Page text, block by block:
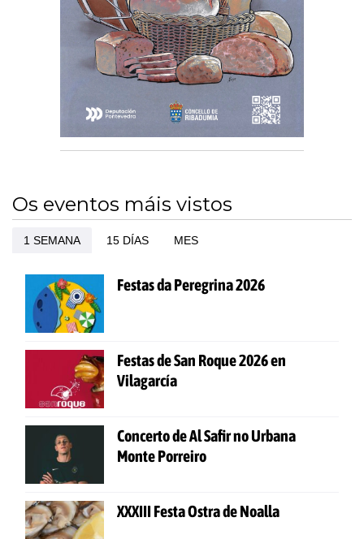
Os eventos máis vistos
1 SEMANA 15 DÍAS MES
Festas da Peregrina 2026
Festas de San Roque 2026 en
Vilagarcía
Concerto de Al Safir no Urbana
Monte Porreiro
XXXIII Festa Ostra de Noalla